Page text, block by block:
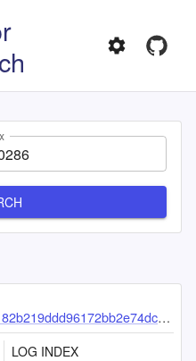
LOG INDEX